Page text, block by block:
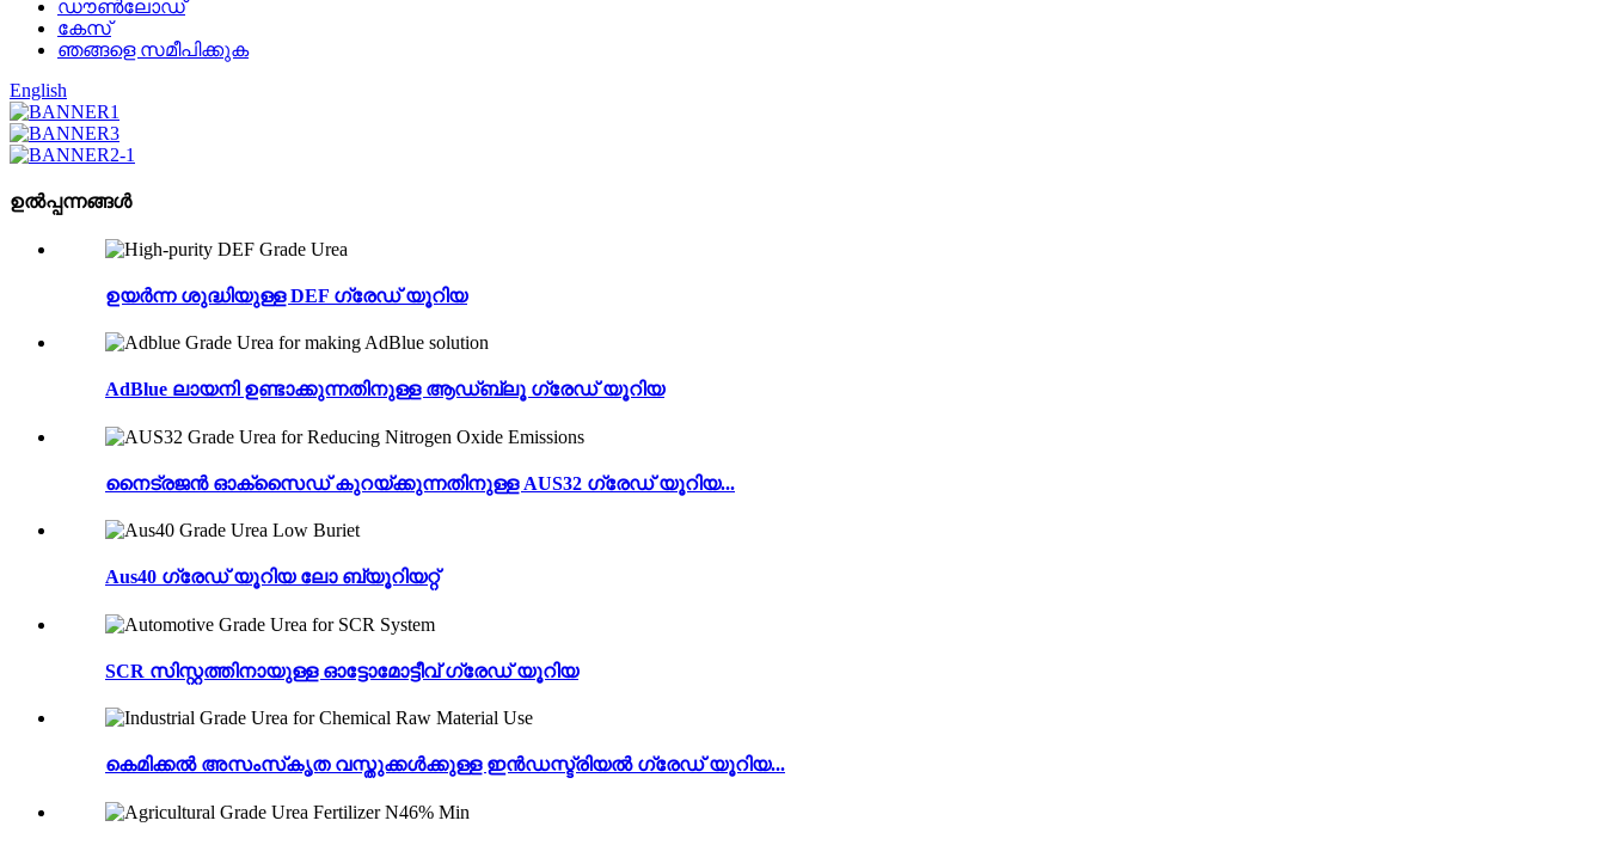
ഡൗൺലോഡ്
കേസ്
ഞങ്ങളെ സമീപിക്കുക
English
ഉൽപ്പന്നങ്ങൾ
ഉയർന്ന ശുദ്ധിയുള്ള DEF ഗ്രേഡ് യൂറിയ
AdBlue ലായനി ഉണ്ടാക്കുന്നതിനുള്ള ആഡ്ബ്ലൂ ഗ്രേഡ് യൂറിയ
നൈട്രജൻ ഓക്‌സൈഡ് കുറയ്ക്കുന്നതിനുള്ള AUS32 ഗ്രേഡ് യൂറിയ...
Aus40 ഗ്രേഡ് യൂറിയ ലോ ബ്യൂറിയറ്റ്
SCR സിസ്റ്റത്തിനായുള്ള ഓട്ടോമോട്ടീവ് ഗ്രേഡ് യൂറിയ
കെമിക്കൽ അസംസ്‌കൃത വസ്തുക്കൾക്കുള്ള ഇൻഡസ്ട്രിയൽ ഗ്രേഡ് യൂറിയ...